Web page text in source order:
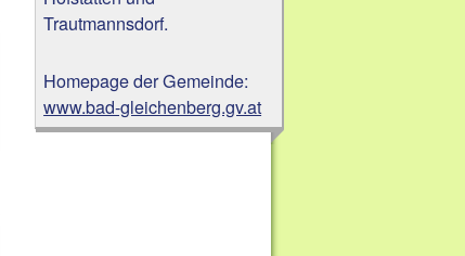
Trautmannsdorf.
Homepage der Gemeinde:
www.bad-gleichenberg.gv.at